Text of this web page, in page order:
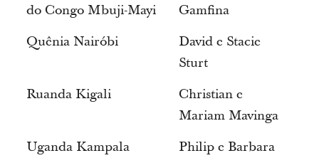
do Congo Mbuji-Mayi
Gamfina
Quênia Nairóbi
David e Stacie
Sturt
Ruanda Kigali
Christian e
Mariam Mavinga
Uganda Kampala
Philip e Barbara